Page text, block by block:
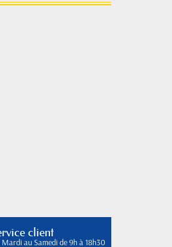
client
Mardi au Samedi de 9h à 18h30